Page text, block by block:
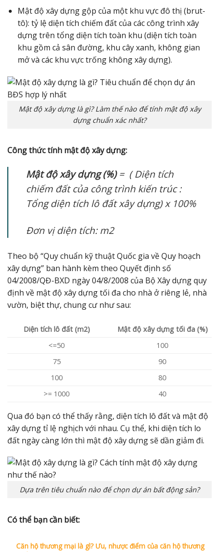
Mật độ xây dựng gộp của một khu vực đô thị (brut-
tô): tỷ lệ diện tích chiếm đất của các công trình xây
dựng trên tổng diện tích toàn khu (diện tích toàn
khu gồm cả sân đường, khu cây xanh, không gian
mở và các khu vực trống không xây dựng).
Mật độ xây dựng là gì? Làm thế nào để tính mật độ xây
dựng chuẩn xác nhất?
Công thức tính mật độ xây dựng:
Mật độ xây dựng (%)= (Diện tích
chiếm đất của công trình kiến trúc :
Tổng diện tích lô đất xây dựng) x100%
Đơn vị diện tích: m2
Theo bộ “Quy chuẩn kỹ thuật Quốc gia về Quy hoạch
xây dựng” ban hành kèm theo Quyết định số
04/2008/QĐ-BXD ngày 04/8/2008 của Bộ Xây dựng quy
định về mật độ xây dựng tối đa cho nhà ở riêng lẻ, nhà
vườn, biệt thự, chung cư như sau:
Diện tích lô đất (m2)
Mật độ xây dựng tối đa (%)
<=50
100
75
90
100
80
>= 1000
40
Qua đó bạn có thể thấy rằng, diện tích lô đất và mật độ
xây dựng tỉ lệ nghịch với nhau. Cụ thể, khi diện tích lo
đất ngày càng lớn thì mật độ xây dựng sẽ dần giảm đi.
Dựa trên tiêu chuẩn nào để chọn dự án bất động sản?
Có thể bạn cần biết:
Căn hộ thương mại là gì? Ưu, nhược điểm của căn hộ thương